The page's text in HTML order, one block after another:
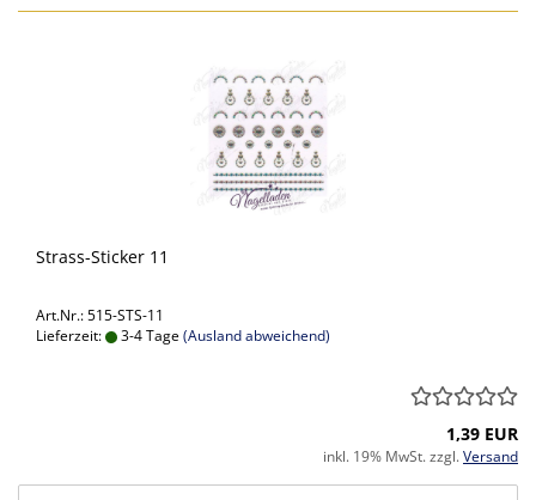
Strass-Sticker 11
Art.Nr.: 515-STS-11
Lieferzeit:
3-4 Tage(Ausland abweichend)
1,39 EUR
inkl. 19% MwSt. zzgl.Versand